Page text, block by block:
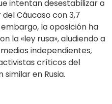
intentan desestabilizar a
Cáucaso con 3,7
la oposición ha
la «ley rusa», aludiendo a
independientes,
críticos del
similar en Rusia.